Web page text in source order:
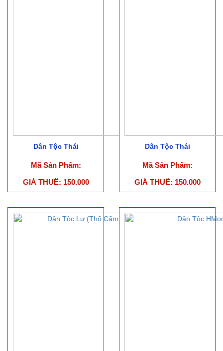
Dân Tộc Thái
Mã Sản Phẩm:
GIÁ THUÊ: 150.000
Dân Tộc Thái
Mã Sản Phẩm:
GIÁ THUÊ: 150.000